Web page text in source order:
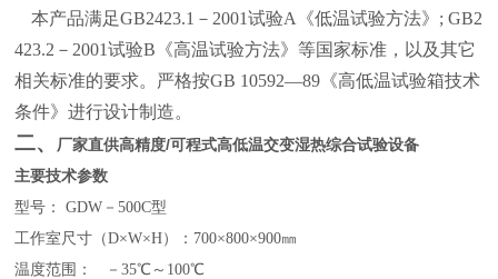
本产品满足GB2423.1－2001试验A《低温试验方法》; GB2
423.2－2001试验B《高温试验方法》等国家标准，以及其它
相关标准的要求。严格按GB 10592—89《高低温试验箱技术
条件》进行设计制造。
二、 厂家直供高精度/可程式高低温交变湿热综合试验设备
主要技术参数
型号： GDW－500C型
工作室尺寸（D×W×H）：700×800×900㎜
温度范围： －35℃～100℃